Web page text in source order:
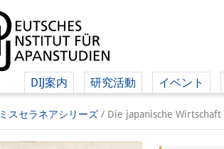
DIJ案内 研究活動 イベント
ミスセラネアシリーズ / Die japanische